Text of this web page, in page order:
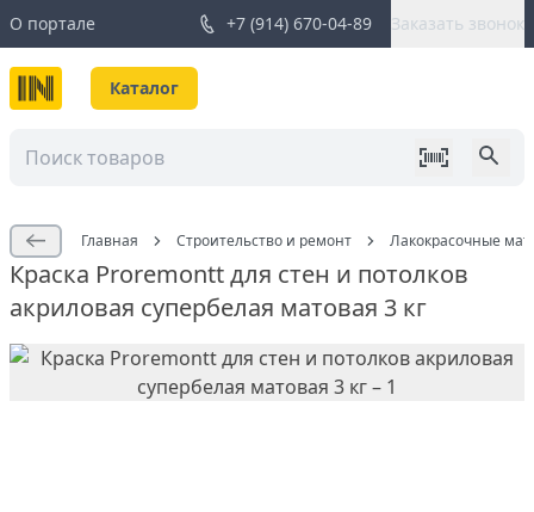
О портале +7 (914) 670-04-89 Заказать звонок
Каталог
Главная Строительство и ремонт Лакокрасочные
Краска Proremontt для стен и потолков
акриловая супербелая матовая 3 кг